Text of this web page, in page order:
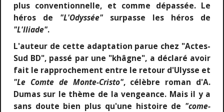
plus conventionnelle, et comme dépassée. Le
héros de "L'Odyssée"surpasse les héros de
"L'Iliade".
L'auteur de cette adaptation parue chez "Actes-
Sud BD", passé par une "khâgne", a déclaré avoir
fait le rapprochement entre le retour d'Ulysse et
"Le Comte de Monte-Cristo", célèbre roman d'A.
Dumas sur le thème de la vengeance. Mais il y a
sans doute bien plus qu'une histoire de "come-